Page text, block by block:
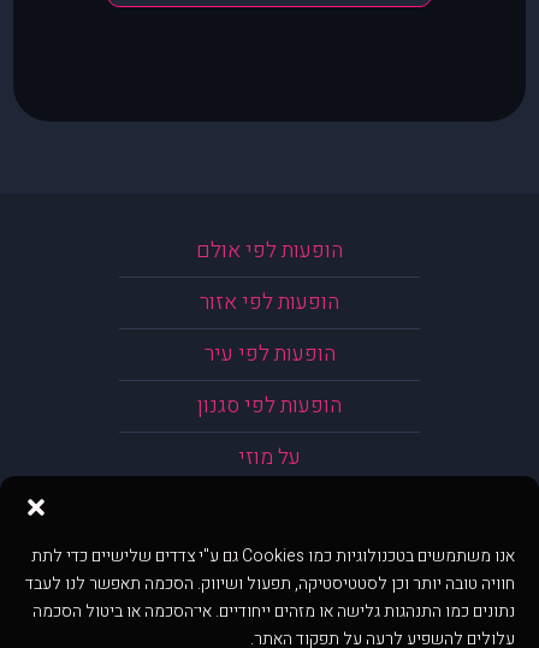
אנו משתמשים בטכנולוגיות כמו Cookies גם ע"י צדדים שלישיים כדי לתת
חוויה טובה יותר וכן לסטטיסטיקה, תפעול ושיווק. הסכמה תאפשר לנו לעבד
נתונים כמו התנהגות גלישה או מזהים ייחודיים. אי־הסכמה או ביטול הסכמה
עלולים להשפיע לרעה על תפקוד האתר.
הופעות לפי אולם
הופעות לפי אזור
הופעות לפי עיר
הופעות לפי סגנון
על מוזי